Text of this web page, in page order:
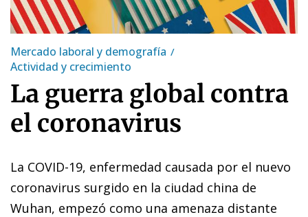
Mercado laboral y demografía
Actividad y crecimiento
La guerra global contra
el coronavirus
La COVID-19, enfermedad causada por el nuevo
coronavirus surgido en la ciudad china de
Wuhan, empezó como una amenaza distante